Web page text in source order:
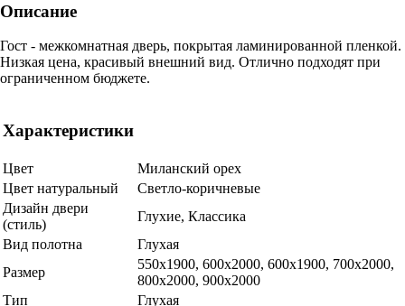
Описание
Гост - межкомнатная дверь, покрытая ламинированной пленкой.
Низкая цена, красивый внешний вид. Отлично подходят при
ограниченном бюджете.
Характеристики
Цвет
Миланский орех
Цвет натуральный
Светло-коричневые
Дизайн двери
(стиль)
Глухие, Классика
Вид полотна
Глухая
Размер
550х1900, 600x2000, 600х1900, 700x2000,
800x2000, 900x2000
Тип
Глухая